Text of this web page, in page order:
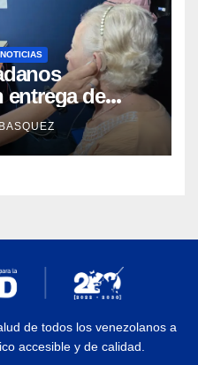
NOTICIAS
entrega de
el Centro de
Arvelo
de todos los venezolanos a
accesible y de calidad.